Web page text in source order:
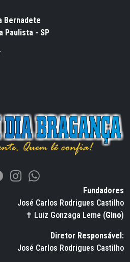
Bernadete
Paulista - SP
Fundadores
José Carlos Rodrigues Castilho
✝ Luiz Gonzaga Leme (Gino)
Diretor Responsável:
José Carlos Rodrigues Castilho